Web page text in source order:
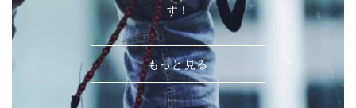
す！
もっと見る